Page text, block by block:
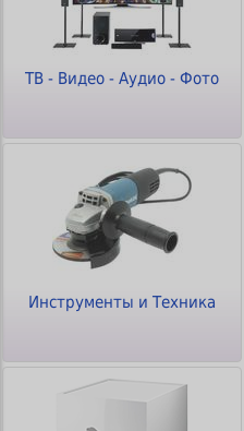
ТВ - Видео - Аудио - Фото
Инструменты и Техника